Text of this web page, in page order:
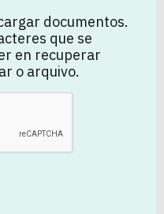
documentos.
que se
en recuperar
o arquivo.